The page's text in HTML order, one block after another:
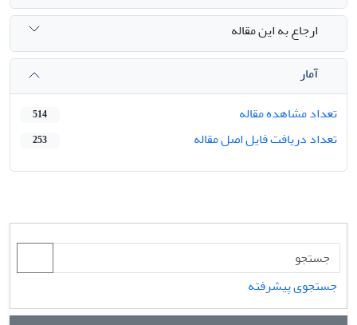
ارجاع به این مقاله
آمار
تعداد مشاهده مقاله
514
تعداد دریافت فایل اصل مقاله 253
جستجوی پیشرفته